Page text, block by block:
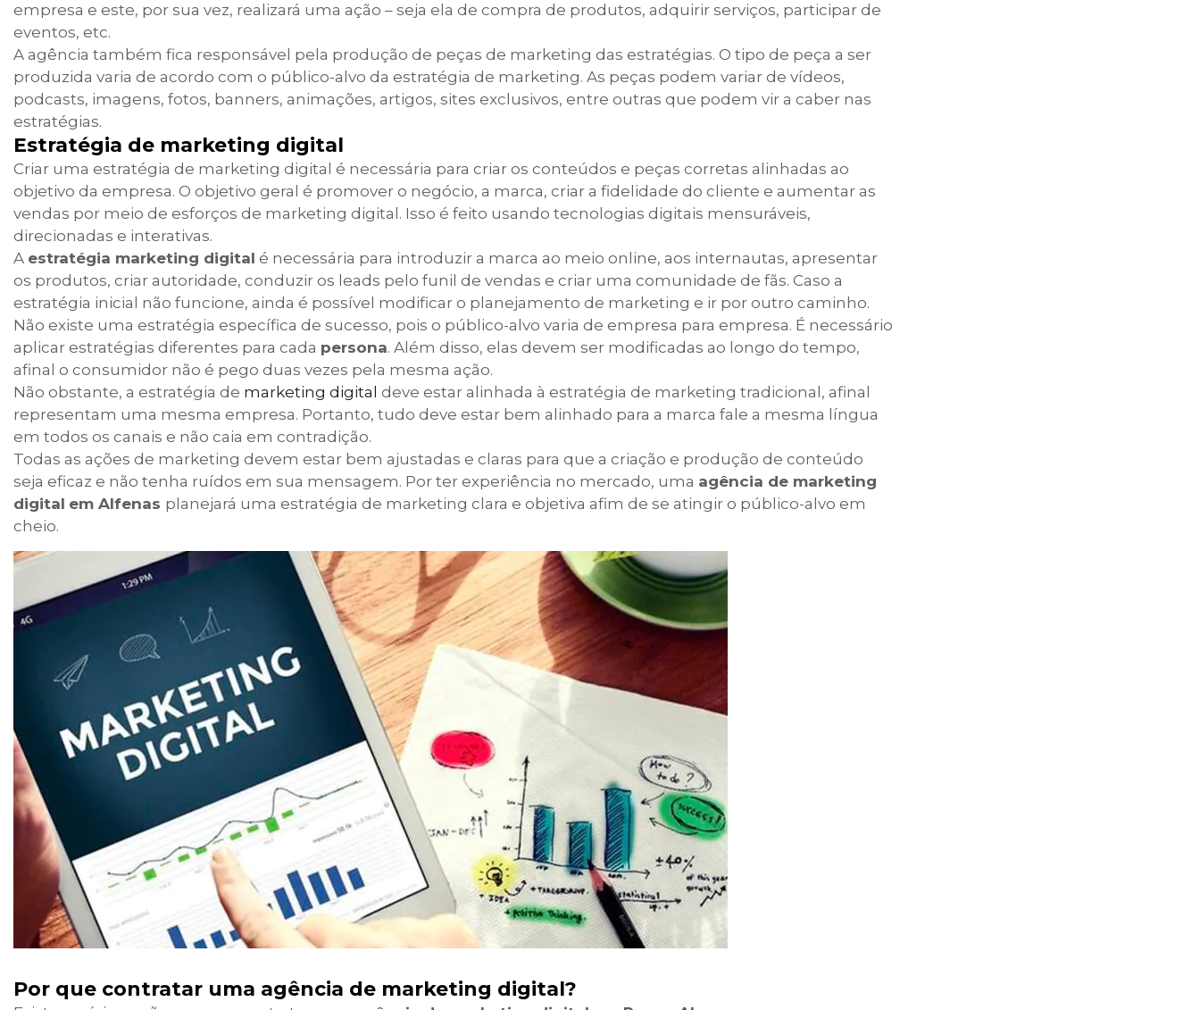
empresa e este, por sua vez, realizará uma ação – seja ela de compra de produtos, adquirir serviços, participar de
eventos, etc.
A agência também fica responsável pela produção de peças de marketing das estratégias. O tipo de peça a ser
produzida varia de acordo com o público-alvo da estratégia de marketing. As peças podem variar de vídeos,
podcasts, imagens, fotos, banners, animações, artigos, sites exclusivos, entre outras que podem vir a caber nas
estratégias.
Estratégia de marketing digital
Criar uma estratégia de marketing digital é necessária para criar os conteúdos e peças corretas alinhadas ao
objetivo da empresa. O objetivo geral é promover o negócio, a marca, criar a fidelidade do cliente e aumentar as
vendas por meio de esforços de marketing digital. Isso é feito usando tecnologias digitais mensuráveis,
direcionadas e interativas.
A estratégia marketing digital é necessária para introduzir a marca ao meio online, aos internautas, apresentar
os produtos, criar autoridade, conduzir os leads pelo funil de vendas e criar uma comunidade de fãs. Caso a
estratégia inicial não funcione, ainda é possível modificar o planejamento de marketing e ir por outro caminho.
Não existe uma estratégia específica de sucesso, pois o público-alvo varia de empresa para empresa. É necessário
aplicar estratégias diferentes para cada persona. Além disso, elas devem ser modificadas ao longo do tempo,
afinal o consumidor não é pego duas vezes pela mesma ação.
Não obstante, a estratégia de marketing digital deve estar alinhada à estratégia de marketing tradicional, afinal
representam uma mesma empresa. Portanto, tudo deve estar bem alinhado para a marca fale a mesma língua
em todos os canais e não caia em contradição.
Todas as ações de marketing devem estar bem ajustadas e claras para que a criação e produção de conteúdo
seja eficaz e não tenha ruídos em sua mensagem. Por ter experiência no mercado, uma agência de marketing
digital em Alfenas planejará uma estratégia de marketing clara e objetiva afim de se atingir o público-alvo em
cheio.
Por que contratar uma agência de marketing digital?